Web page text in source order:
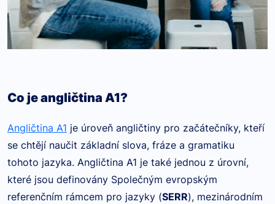
Co je angličtina A1?
Angličtina A1 je úroveň angličtiny pro začátečníky, kteří
se chtějí naučit základní slova, fráze a gramatiku
tohoto jazyka. Angličtina A1 je také jednou z úrovní,
které jsou definovány Společným evropským
referenčním rámcem pro jazyky (SERR), mezinárodním